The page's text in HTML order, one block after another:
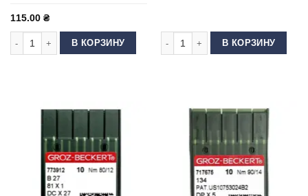
115.00 ₴
Количество товара Иглы для ОВЕРЛОКА GROZ BECKERT B27/DCx27 85
В КОРЗИНУ
Количество товара Иглы для
В КОРЗИНУ